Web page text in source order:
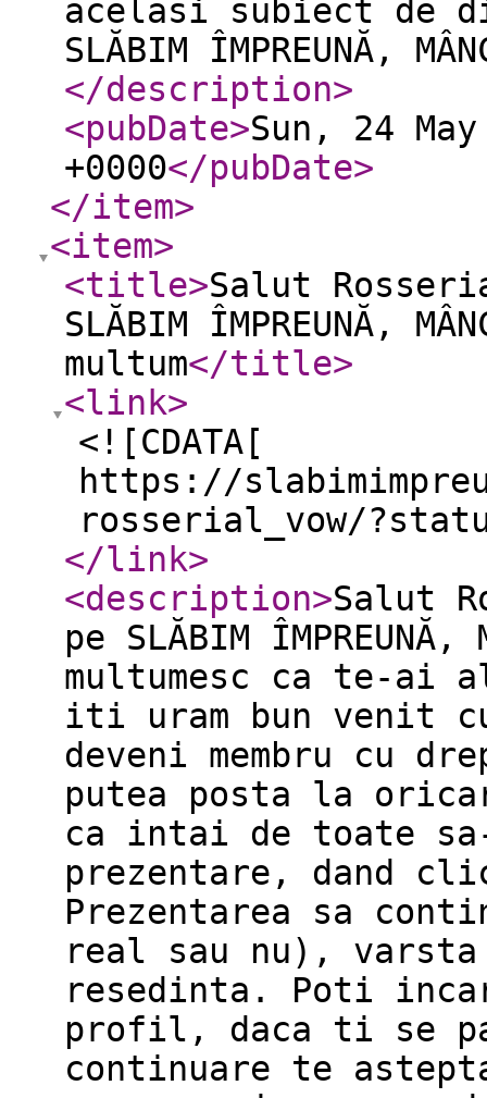
acelasi subiect de
SLĂBIM ÎMPREUNĂ,
</description>
<pubDate>Sun, 24
+0000</pubDate>
</item>
<item>
<title>Salut
SLĂBIM ÎMPREUNĂ,
multum</title>
<link>
<![CDATA[
https://
rosserial_vow/
</link>
<description>Salut
pe SLĂBIM ÎMPREUNĂ,
multumesc ca te-ai
iti uram bun venit
deveni membru cu
putea posta la
ca intai de toate
prezentare, dand
Prezentarea sa
real sau nu),
resedinta. Poti
profil, daca ti se
continuare te